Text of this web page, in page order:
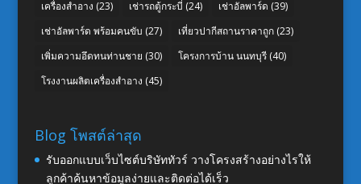
เครื่องสำอาง (23) เช่ารถตู้กระบี่ (24) เช่าอัลพาร์ด (39)
เช่าอัลพาร์ด พร้อมคนขับ (27) เที่ยวปากีสถานราคาถูก(23)
เพิ่มความอึดทนท่านชาย (30) โครงการบ้าน นนทบุรี(40)
โรงงานผลิตเครื่องสำอาง (45)
Blog โพสต์ล่าสุด
รับออกแบบเว็บไซต์บริษัททัวร์ วางโครงสร้างอย่างไรให้
ลูกค้าค้นหาข้อมูลง่ายและติดต่อได้เร็ว